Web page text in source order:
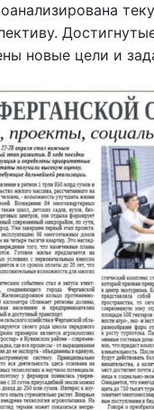
новые цели и